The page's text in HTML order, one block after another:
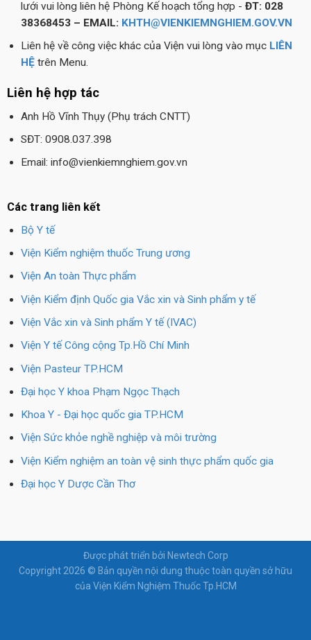
lưới vui lòng liên hệ Phòng Kế hoạch tổng hợp - ĐT: 028
38368453 – EMAIL: KHTH@VIENKIEMNGHIEM.GOV.VN
Liên hệ về công việc khác của Viện vui lòng vào mục LIÊN
HỆtrên Menu.
Liên hệ hợp tác
Anh Hồ Vĩnh Thụy (Phụ trách CNTT)
SĐT: 0908.037.398
Email: info@vienkiemnghiem.gov.vn
Các trang liên kết
Bộ Y tế
Viện Kiểm nghiệm thuốc Trung ương
Viện An toàn Thực phẩm
Viện Kiểm định Quốc gia Vắc xin và Sinh phẩm y tế
Viện Vắc xin và Sinh phẩm Y tế (IVAC)
Viện Y tế Công cộng Tp.Hồ Chí Minh
Viện Pasteur TP.HCM
Đại học Y khoa Phạm Ngọc Thạch
Khoa Y - Đại học quốc gia TP.HCM
Viện Sức khỏe nghề nghiệp và môi trường
Viện Kiểm nghiệm an toàn vệ sinh thực phẩm quốc gia
Đại học Y Dược Cần Thơ
Được phát triển bởi Newtech Corp
Copyright 2026 © Bản quyền nội dung thuộc toàn quyền sở hữu
của Viện Kiểm Nghiệm Thuốc Tp.HCM